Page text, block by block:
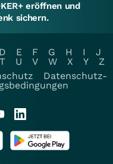
eröffnen und
sichern.
D E F G H I
J
T U V W X Y
Z
Datenschutz-